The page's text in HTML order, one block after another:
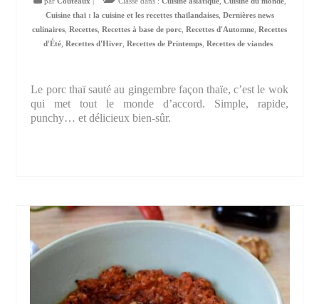
Cuisine thaï : la cuisine et les recettes thaïlandaises, Dernières news
culinaires Recettes Recettes à base de porc Recettes d'Automne Recettes
d'Été, Recettes d'Hiver, Recettes de Printemps, Recettes de viandes
Le porc thaï sauté au gingembre façon thaïe, c’est le wok
qui met tout le monde d’accord. Simple, rapide,
punchy… et délicieux bien-sûr.